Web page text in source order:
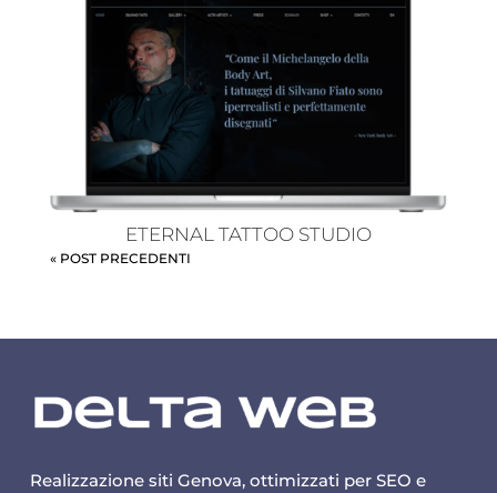
ETERNAL TATTOO STUDIO
« POST PRECEDENTI
Realizzazione siti Genova, ottimizzati per SEO e